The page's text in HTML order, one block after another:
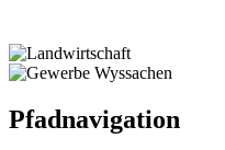
Pfadnavigation